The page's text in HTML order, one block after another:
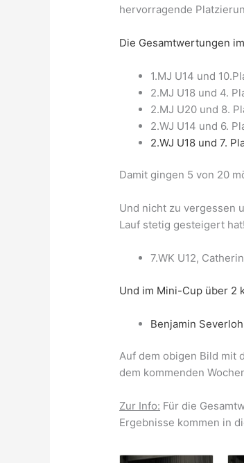
hervorragende
Die Gesamtwertungen
1.MJ U14 und
2.MJ U18 und 4.
2.MJ U20 und 8.
2.WJ U14 und 6.
2.WJ U18 und 7.
Damit gingen 5 von 20
Und nicht zu vergessen
Lauf stetig gesteigert hat!
7.WK U12,
Und im Mini-Cup über 2
Benjamin
Auf dem obigen Bild mit
dem kommenden
Zur Info: Für die
Ergebnisse kommen in